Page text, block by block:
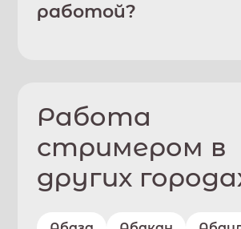
работой?
Работа
стримером в
других